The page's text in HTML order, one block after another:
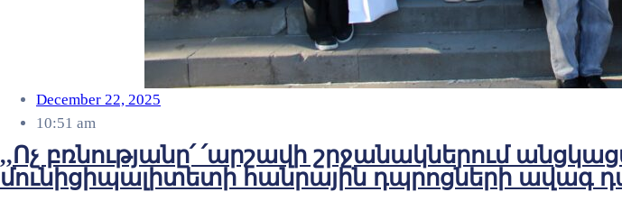
December 22, 2025
10:51 am
,,Ոչ բռնությանը՛ ՛արշավի շրջանակներում
մունիցիպալիտետի հանրային դպրոցների ավագ